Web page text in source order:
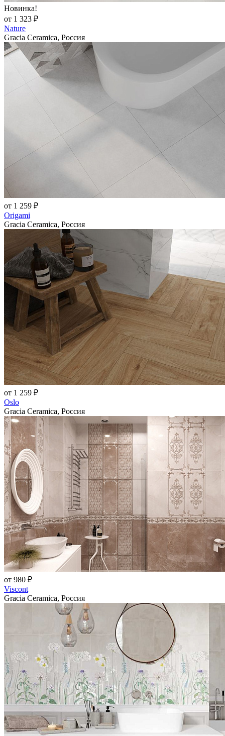
Новинка!
от 1 323 ₽
Nature
Gracia Ceramica, Россия
от 1 259 ₽
Origami
Gracia Ceramica, Россия
от 1 259 ₽
Oslo
Gracia Ceramica, Россия
от 980 ₽
Viscont
Gracia Ceramica, Россия